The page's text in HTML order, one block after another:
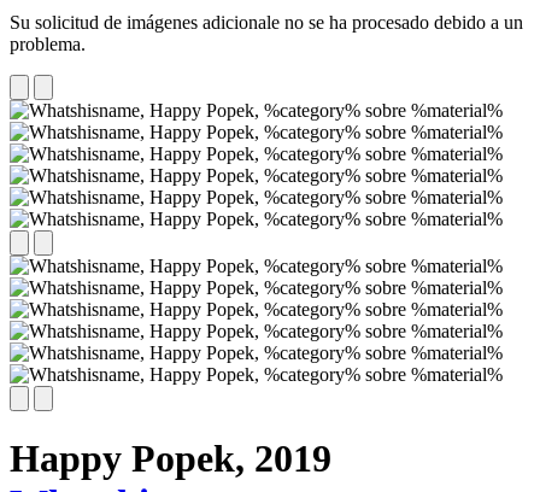
Su solicitud de imágenes adicionale no se ha procesado debido a un
problema.
Happy Popek, 2019